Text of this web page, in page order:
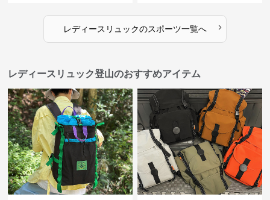
レディースリュックのスポーツ一覧へ ›
レディースリュック登山のおすすめアイテム